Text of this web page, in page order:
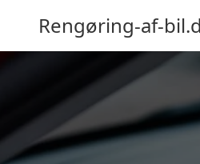
Rengøring-af-